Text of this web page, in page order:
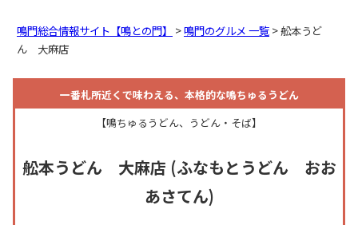
鳴門総合情報サイト【鳴との門】 >鳴門のグルメ 一覧 > 舩本うど
ん 大麻店
一番札所近くで味わえる、本格的な鳴ちゅるうどん
【鳴ちゅるうどん、うどん・そば】
舩本うどん 大麻店 (ふなもとうどん おお
あさてん)